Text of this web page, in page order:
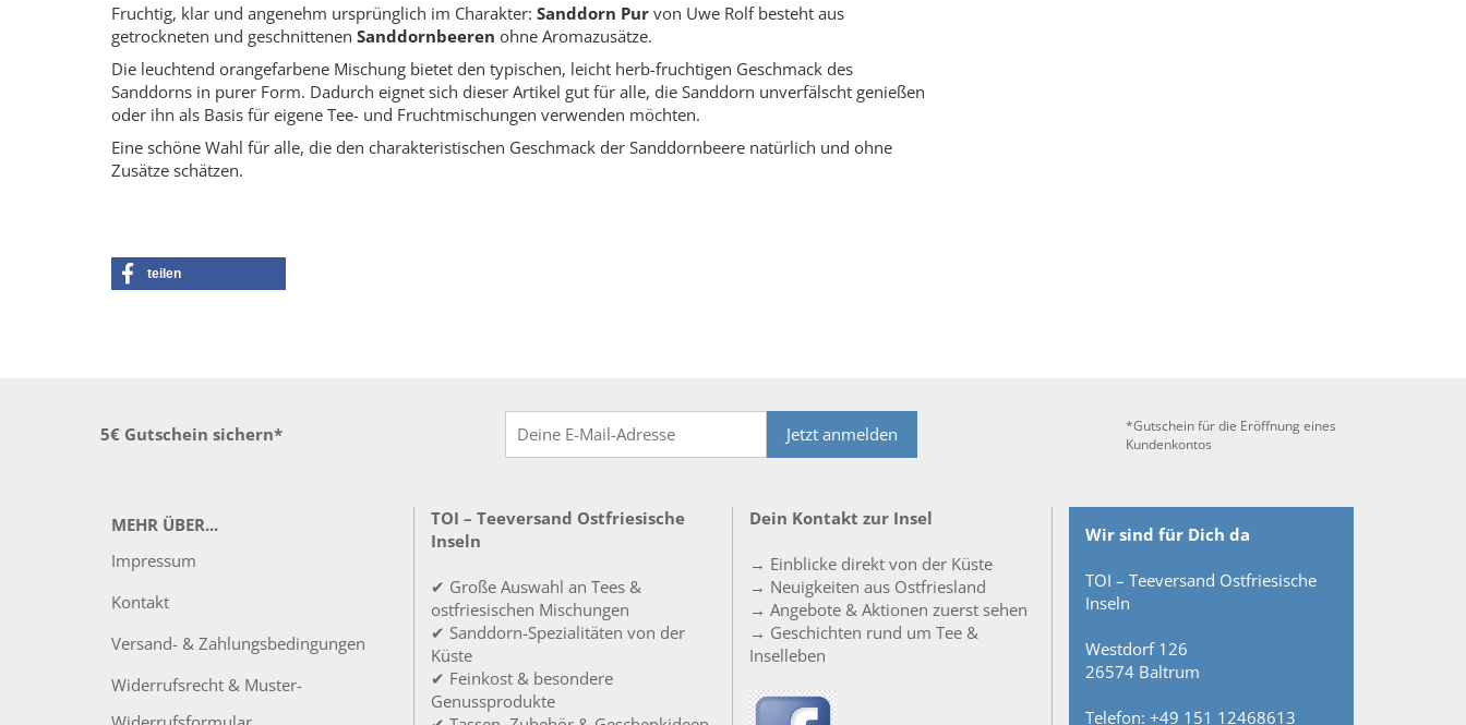
Fruchtig, klar und angenehm ursprünglich im Charakter: Sanddorn Pur von Uwe Rolf besteht aus
getrockneten und geschnittenen Sanddornbeeren ohne Aromazusätze.
Die leuchtend orangefarbene Mischung bietet den typischen, leicht herb-fruchtigen Geschmack des
Sanddorns in purer Form. Dadurch eignet sich dieser Artikel gut für alle, die Sanddorn unverfälscht genießen
oder ihn als Basis für eigene Tee- und Fruchtmischungen verwenden möchten.
Eine schöne Wahl für alle, die den charakteristischen Geschmack der Sanddornbeere natürlich und ohne
Zusätze schätzen.
teilen
5€ Gutschein sichern* Jetzt anmelden
*Gutschein für die Eröffnung eines
Kundenkontos
MEHR ÜBER...
Impressum
Kontakt
Versand- & Zahlungsbedingungen
Widerrufsrecht & Muster-
TOI – Teeversand Ostfriesische
Inseln
✔ Große Auswahl an Tees &
ostfriesischen Mischungen
✔ Sanddorn-Spezialitäten von der
Küste
✔ Feinkost & besondere
Genussprodukte
Dein Kontakt zur Insel
→ Einblicke direkt von der Küste
→ Neuigkeiten aus Ostfriesland
→ Angebote & Aktionen zuerst sehen
→ Geschichten rund um Tee &
Inselleben
Wir sind für Dich da
TOI – Teeversand Ostfriesische
Inseln
Westdorf 126
26574 Baltrum
Telefon: +49 151 12468613